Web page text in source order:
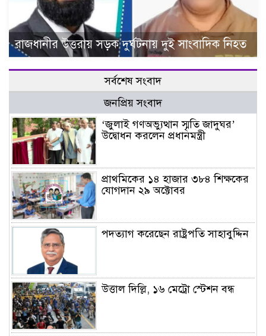
রাজধানীর উত্তরায় সড়ক দুর্ঘটনায় দুই সাংবাদিক নিহত
সর্বশেষ সংবাদ
জনপ্রিয় সংবাদ
‘জুলাই গণঅভ্যুত্থান স্মৃতি জাদুঘর’
উদ্বোধন করলেন প্রধানমন্ত্রী
প্রাথমিকের ১৪ হাজার ৩৮৪ শিক্ষকের
যোগদান ২৯ অক্টোবর
পদত্যাগ করেছেন রাষ্ট্রপতি সাহাবুদ্দিন
উত্তাল দিল্লি, ১৬ মেট্রো স্টেশন বন্ধ